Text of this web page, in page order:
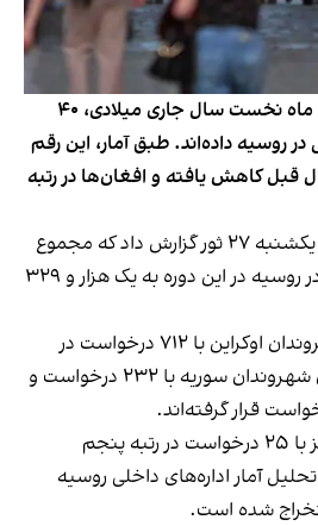
مسکو اعلام کرد که در سه ماه نخست سال جاری میلادی، ۴۰
روسیه داده‌اند. طبق آمار، این رقم
کاهش یافته و افغان‌ها در رتبه
خبرگزاری تاس روسیه روز یکشنبه ۲۷ ثور گزارش داد که مجموع
درخواست‌های پناهندگی در روسیه در این دوره به یک هزار و ۳۲۹
آمار نشان می‌دهد که شهروندان اوکراین با ۷۱۲ درخواست در
صدر قرار دارند و پس از آن شهروندان سوریه با ۲۳۲ درخواست و
شهروندان اوزبیکستان نیز با ۲۵ درخواست در رتبه پنجم
آمار اداره‌های داخلی روسیه
شده است.